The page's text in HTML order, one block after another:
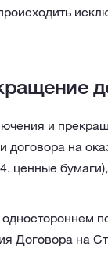
и
договора на
ценные
Договора на